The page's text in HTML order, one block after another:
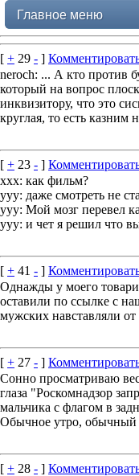
Главное меню
[ + 29 - ]
neroch: ... А кто против
который на вопрос
инквизитору, что это
круглая, то есть казним
[ + 23 - ]
xxx: как фильм?
yyy: даже смотреть не
yyy: Мой мозг перевел
yyy: и чет я решил что
[ + 41 - ]
Однажды у моего
оставили по ссылке с
мужских навставляли
[ + 27 - ]
Сонно просматриваю
глаза "Роскомнадзор
мальчика с флагом в
Обычное утро, обычный
[ + 28 - ]